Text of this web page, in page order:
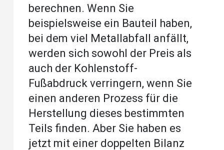
berechnen. Wenn Sie
beispielsweise ein Bauteil haben,
bei dem viel Metallabfall anfällt,
werden sich sowohl der Preis als
auch der Kohlenstoff-
Fußabdruck verringern, wenn Sie
einen anderen Prozess für die
Herstellung dieses bestimmten
Teils finden. Aber Sie haben es
jetzt mit einer doppelten Bilanz